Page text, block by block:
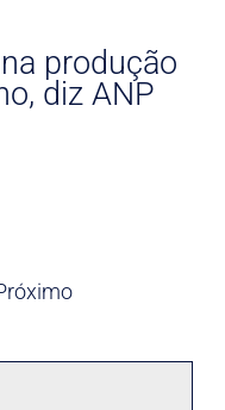
produção
diz ANP